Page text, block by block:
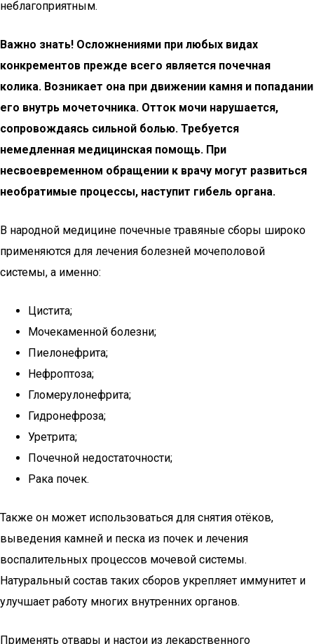
неблагоприятным.
Важно знать! Осложнениями при любых видах
конкрементов прежде всего является почечная
колика. Возникает она при движении камня и попадании
его внутрь мочеточника. Отток мочи нарушается,
сопровождаясь сильной болью. Требуется
немедленная медицинская помощь. При
несвоевременном обращении к врачу могут развиться
необратимые процессы, наступит гибель органа.
В народной медицине почечные травяные сборы широко
применяются для лечения болезней мочеполовой
системы, а именно:
Цистита;
Мочекаменной болезни;
Пиелонефрита;
Нефроптоза;
Гломерулонефрита;
Гидронефроза;
Уретрита;
Почечной недостаточности;
Рака почек.
Также он может использоваться для снятия отёков,
выведения камней и песка из почек и лечения
воспалительных процессов мочевой системы.
Натуральный состав таких сборов укрепляет иммунитет и
улучшает работу многих внутренних органов.
Применять отвары и настои из лекарственного